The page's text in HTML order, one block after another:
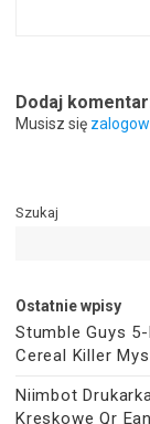
Dodaj
Musisz się
Szukaj
Ostatnie wpisy
Stumble Guys
Cereal Killer
Niimbot
Kreskowe Qr